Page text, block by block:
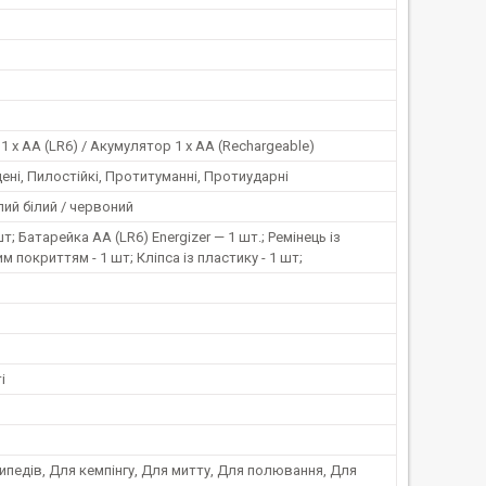
х АА (LR6) / Акумулятор 1 х АА (Rechargeable)
Пилостійкі, Протитуманні, Протиударні
білий / червоний
Батарейка АА (LR6) Energizer — 1 шт.; Ремінець із
покриттям - 1 шт; Кліпса із пластику - 1 шт;
Для кемпінгу, Для митту, Для полювання, Для